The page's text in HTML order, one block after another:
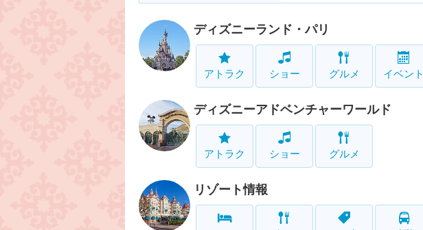
ディズニーランド・パリ
アトラク ショー グルメ イベント
ディズニーアドベンチャーワールド
アトラク ショー グルメ
リゾート情報